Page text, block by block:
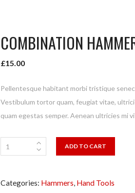
COMBINATION
£15.00
Pellentesque habitant morbi tristique
Vestibulum tortor quam, feugiat vitae,
quam egestas semper. Aenean ultricies mi
ADD TO CART
Categories: Hammers, Hand Tools